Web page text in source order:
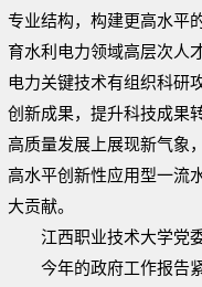
专业结构，构建更高水平
育水利电力领域高层次人
电力关键技术有组织科研
创新成果，提升科技成果
高质量发展上展现新气象
高水平创新性应用型一流
大贡献。
江西职业技术大学党
今年的政府工作报告